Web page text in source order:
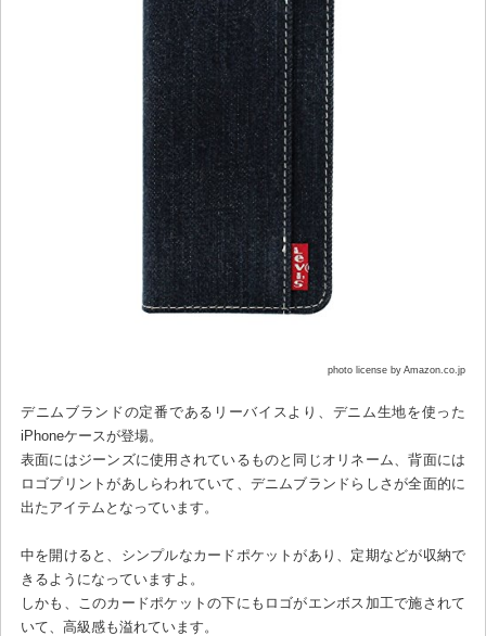
photo license by Amazon.co.jp
デニムブランドの定番であるリーバイスより、デニム生地を使った
iPhoneケースが登場。
表面にはジーンズに使用されているものと同じオリネーム、背面には
ロゴプリントがあしらわれていて、デニムブランドらしさが全面的に
出たアイテムとなっています。
中を開けると、シンプルなカードポケットがあり、定期などが収納で
きるようになっていますよ。
しかも、このカードポケットの下にもロゴがエンボス加工で施されて
いて、高級感も溢れています。